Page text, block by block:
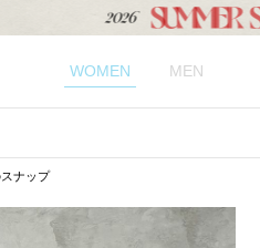
WOMEN MEN
ナップ